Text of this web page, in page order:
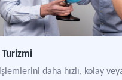
Turizmi
daha hızlı, kolay